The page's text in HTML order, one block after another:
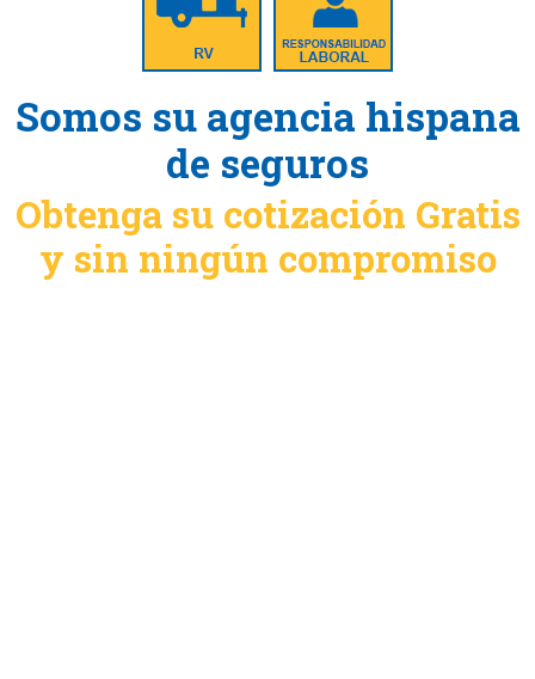
Somos su agencia hispana
de seguros
Obtenga su cotización Gratis
y sin ningún compromiso